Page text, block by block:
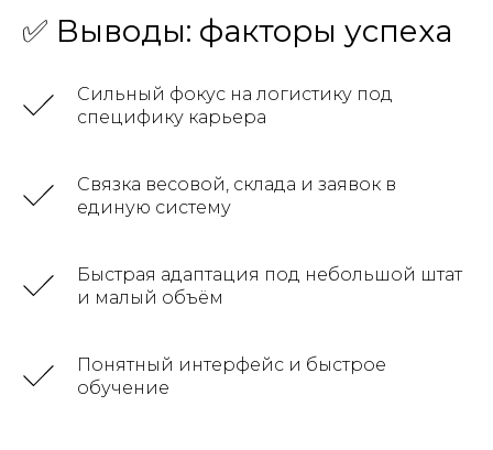
✅ Выводы: факторы успеха
Сильный фокус на логистику под
специфику карьера
Связка весовой, склада и заявок в
единую систему
Быстрая адаптация под небольшой штат
и малый объём
Понятный интерфейс и быстрое
обучение